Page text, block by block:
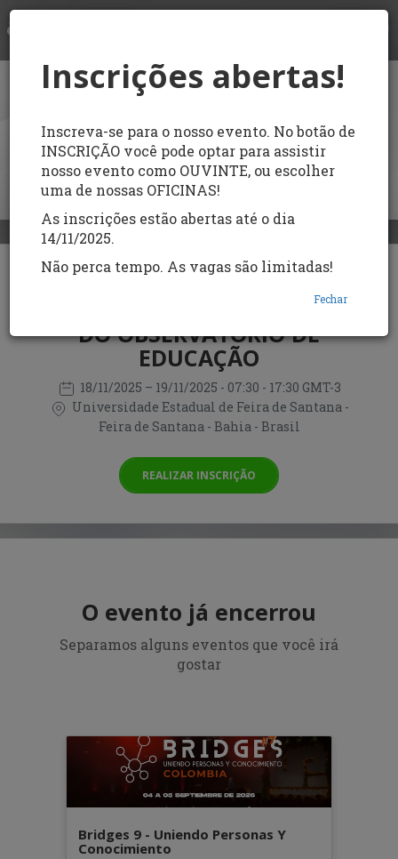
Inscrições abertas!
Inscreva-se para o nosso evento. No botão de
INSCRIÇÃO você pode optar para assistir
nosso evento como OUVINTE, ou escolher
uma de nossas OFICINAS!
As inscrições estão abertas até o dia
14/11/2025.
Não perca tempo. As vagas são limitadas!
Fechar
PROGRAMA DE EXTENSÃO
DO OBSERVATÓRIO DE
EDUCAÇÃO
18/11/2025 – 19/11/2025 - 07:30 - 17:30 GMT-3
Universidade Estadual de Feira de Santana -
Feira de Santana - Bahia - Brasil
REALIZAR INSCRIÇÃO
O evento já encerrou
Separamos alguns eventos que você irá
gostar
Bridges 9 - Uniendo Personas Y
Conocimiento